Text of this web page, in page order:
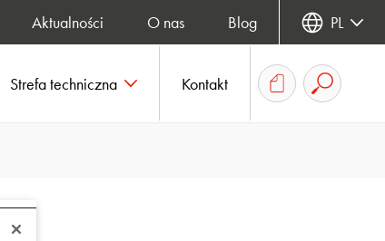
Strefa techniczna Kontakt
Aktualności O nas Blog PL